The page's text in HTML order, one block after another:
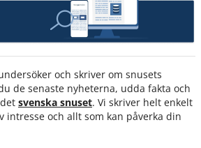
och skriver om snusets
de senaste nyheterna, udda fakta och
svenska snuset. Vi skriver helt enkelt
intresse och allt som kan påverka din